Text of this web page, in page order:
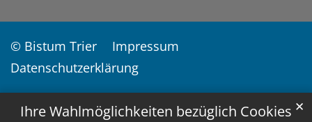
Ihre Wahlmöglichkeiten bezüglich Cookies ✕
© Bistum Trier
Impressum
Datenschutzerklärung